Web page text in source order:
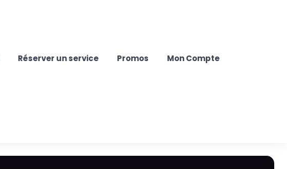
Réserver un service Promos Mon Compte